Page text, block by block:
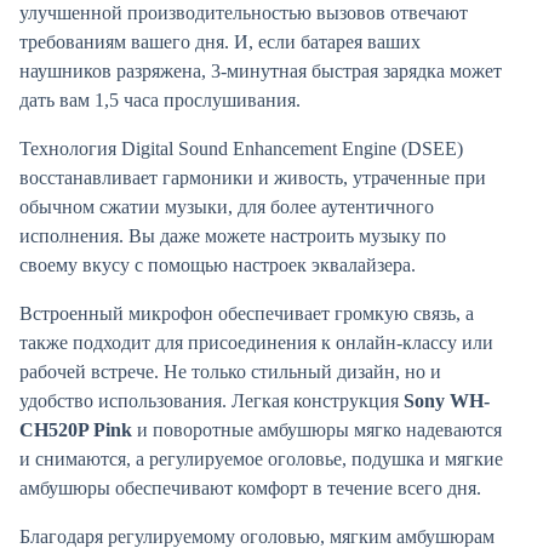
улучшенной производительностью вызовов отвечают
требованиям вашего дня. И, если батарея ваших
наушников разряжена, 3-минутная быстрая зарядка может
дать вам 1,5 часа прослушивания.
Технология Digital Sound Enhancement Engine (DSEE)
восстанавливает гармоники и живость, утраченные при
обычном сжатии музыки, для более аутентичного
исполнения. Вы даже можете настроить музыку по
своему вкусу с помощью настроек эквалайзера.
Встроенный микрофон обеспечивает громкую связь, а
также подходит для присоединения к онлайн-классу или
рабочей встрече. Не только стильный дизайн, но и
удобство использования. Легкая конструкция Sony WH-
CH520P Pink и поворотные амбушюры мягко надеваются
и снимаются, а регулируемое оголовье, подушка и мягкие
амбушюры обеспечивают комфорт в течение всего дня.
Благодаря регулируемому оголовью, мягким амбушюрам